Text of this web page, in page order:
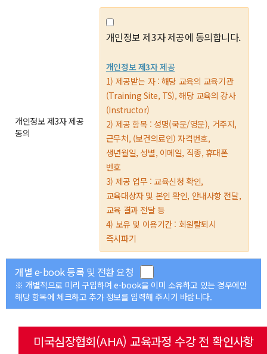
개인정보 제3자 제공
동의
개인정보 제3자 제공에 동의합니다.
개인정보 제3자 제공
1) 제공받는 자 : 해당 교육의 교육기관
(Training Site, TS), 해당 교육의 강사
(Instructor)
2) 제공 항목 : 성명(국문/영문), 거주지,
근무처, (보건의료인) 자격번호,
생년월일, 성별, 이메일, 직종, 휴대폰
번호
3) 제공 업무 : 교육신청 확인,
교육대상자 및 본인 확인, 안내사항 전달,
교육 결과 전달 등
4) 보유 및 이용기간 : 회원탈퇴시
즉시파기
개별 e-book 등록 및 전환 요청
※ 개별적으로 미리 구입하여 e-book을 이미 소유하고 있는 경우에만
해당 항목에 체크하고 추가 정보를 입력해 주시기 바랍니다.
미국심장협회(AHA) 교육과정 수강 전 확인사항